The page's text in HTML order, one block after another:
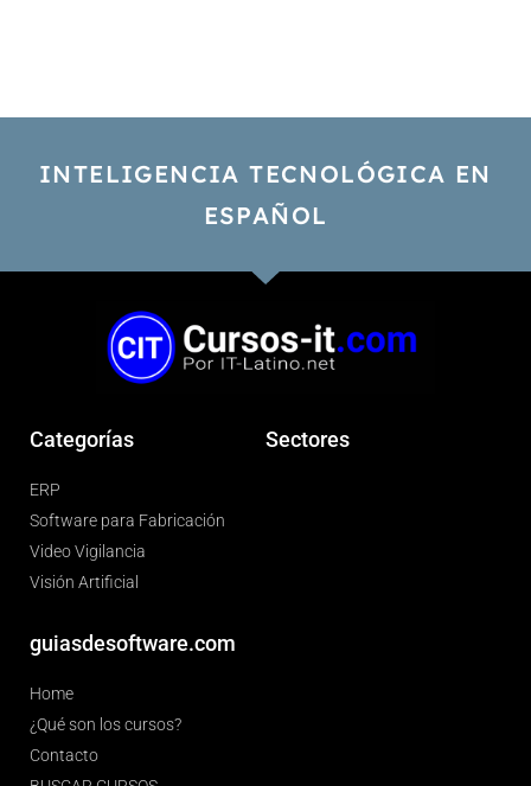
INTELIGENCIA TECNOLÓGICA EN
ESPAÑOL
Categorías
ERP
Software para Fabricación
Video Vigilancia
Visión Artificial
Sectores
guiasdesoftware.com
Home
¿Qué son los cursos?
Contacto